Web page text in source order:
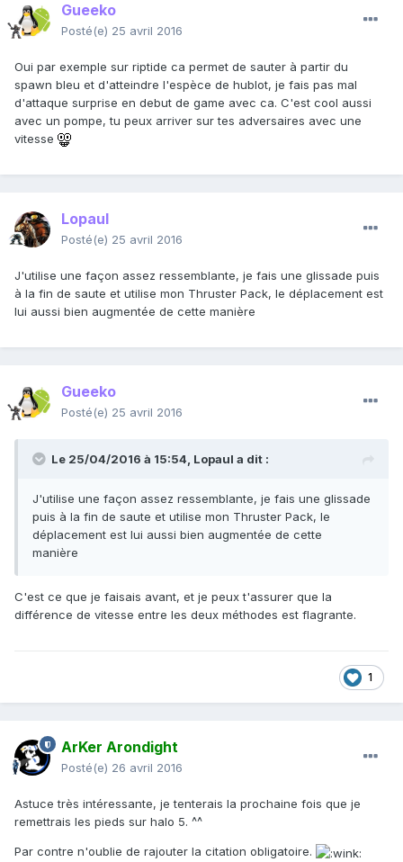
Gueeko
Posté(e) 25 avril 2016
Oui par exemple sur riptide ca permet de sauter à partir du
spawn bleu et d'atteindre l'espèce de hublot, je fais pas mal
d'attaque surprise en debut de game avec ca. C'est cool aussi
avec un pompe, tu peux arriver sur tes adversaires avec une
vitesse
Lopaul
Posté(e) 25 avril 2016
J'utilise une façon assez ressemblante, je fais une glissade puis
à la fin de saute et utilise mon Thruster Pack, le déplacement est
lui aussi bien augmentée de cette manière
Gueeko
Posté(e) 25 avril 2016
Le 25/04/2016 à 15:54, Lopaul a dit :
J'utilise une façon assez ressemblante, je fais une glissade
puis à la fin de saute et utilise mon Thruster Pack, le
déplacement est lui aussi bien augmentée de cette
manière
C'est ce que je faisais avant, et je peux t'assurer que la
différence de vitesse entre les deux méthodes est flagrante.
1
ArKer Arondight
Posté(e) 26 avril 2016
Astuce très intéressante, je tenterais la prochaine fois que je
remettrais les pieds sur halo 5. ^^
Par contre n'oublie de rajouter la citation obligatoire.